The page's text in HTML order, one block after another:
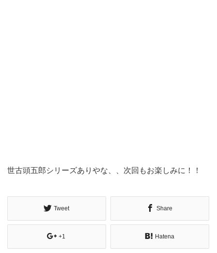
世古頭五郎シリーズありやな、、次回もお楽しみに！！
Tweet Share
+1 Hatena